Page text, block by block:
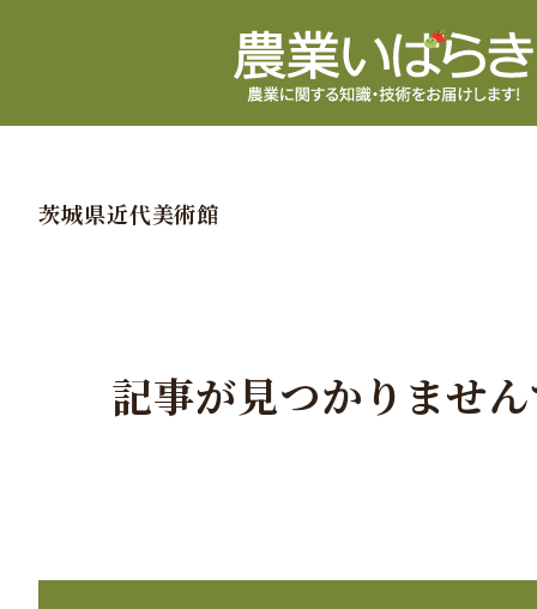
茨城県近代美術館
記事が見つかりませ